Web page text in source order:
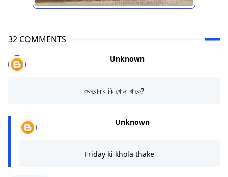
32 COMMENTS
Unknown
শুকরোবার কি খোলা থাকে?
Unknown
Friday ki khola thake